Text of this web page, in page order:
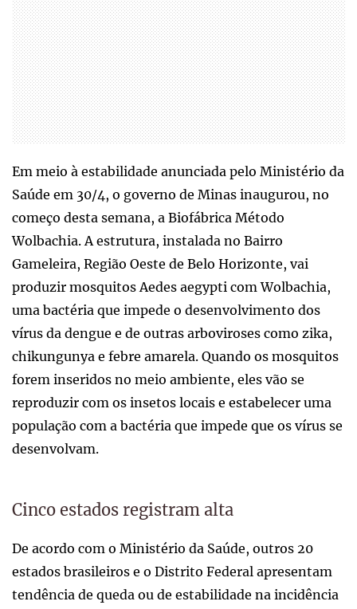
Em meio à estabilidade anunciada pelo Ministério da
Saúde em 30/4, o governo de Minas inaugurou, no
começo desta semana, a Biofábrica Método
Wolbachia. A estrutura, instalada no Bairro
Gameleira, Região Oeste de Belo Horizonte, vai
produzir mosquitos Aedes aegypti com Wolbachia,
uma bactéria que impede o desenvolvimento dos
vírus da dengue e de outras arboviroses como zika,
chikungunya e febre amarela. Quando os mosquitos
forem inseridos no meio ambiente, eles vão se
reproduzir com os insetos locais e estabelecer uma
população com a bactéria que impede que os vírus se
desenvolvam.
Cinco estados registram alta
De acordo com o Ministério da Saúde, outros 20
estados brasileiros e o Distrito Federal apresentam
tendência de queda ou de estabilidade na incidência